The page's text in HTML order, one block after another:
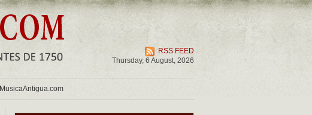
RSS FEED
Thursday, 6 August, 2026
MusicaAntigua.com